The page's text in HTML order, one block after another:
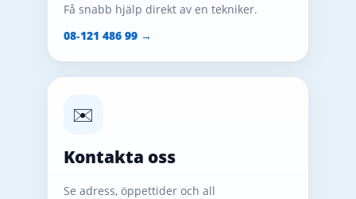
Få snabb hjälp direkt av en tekniker.
08‑121 486 99 →
✉️
Kontakta oss
Se adress, öppettider och all